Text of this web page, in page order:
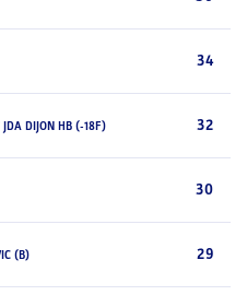
34
JDA DIJON HB (-18F) 32
30
(B) 29